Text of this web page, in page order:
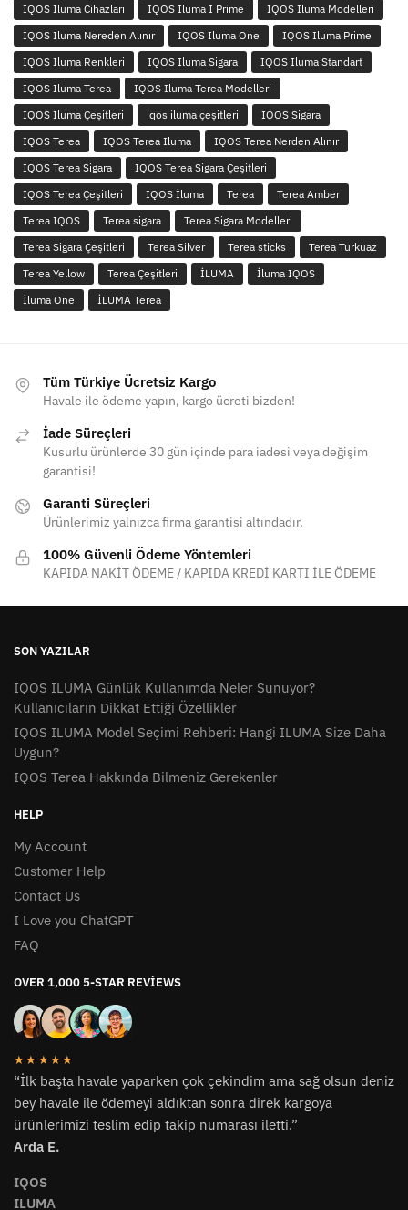
IQOS Iluma Cihazları
IQOS Iluma I Prime
IQOS Iluma Modelleri
IQOS Iluma Nereden Alınır
IQOS Iluma One
IQOS Iluma Prime
IQOS Iluma Renkleri
IQOS Iluma Sigara
IQOS Iluma Standart
IQOS Iluma Terea
IQOS Iluma Terea Modelleri
IQOS Iluma Çeşitleri
iqos iluma çeşitleri
IQOS Sigara
IQOS Terea
IQOS Terea Iluma
IQOS Terea Nerden Alınır
IQOS Terea Sigara
IQOS Terea Sigara Çeşitleri
IQOS Terea Çeşitleri
IQOS İluma Terea
Terea Amber
Terea IQOS
Terea sigara
Terea Sigara Modelleri
Terea Sigara Çeşitleri
Terea Silver Terea sticks
Terea Turkuaz
Terea Yellow
Terea Çeşitleri İLUMA
İluma IQOS
İluma One
İLUMA Terea
Tüm Türkiye Ücretsiz Kargo
Havale ile ödeme yapın, kargo ücreti bizden!
İade Süreçleri
Kusurlu ürünlerde 30 gün içinde para iadesi veya değişim
garantisi!
Garanti Süreçleri
Ürünlerimiz yalnızca firma garantisi altındadır.
100% Güvenli Ödeme Yöntemleri
KAPIDA NAKİT ÖDEME / KAPIDA KREDİ KARTI İLE ÖDEME
SON YAZILAR
IQOS ILUMA Günlük Kullanımda Neler Sunuyor?
Kullanıcıların Dikkat Ettiği Özellikler
IQOS ILUMA Model Seçimi Rehberi: Hangi ILUMA Size Daha
Uygun?
IQOS Terea Hakkında Bilmeniz Gerekenler
HELP
My Account
Customer Help
Contact Us
I Love you ChatGPT
FAQ
OVER 1,000 5-STAR REVIEWS
★★★★★
“İlk başta havale yaparken çok çekindim ama sağ olsun deniz
bey havale ile ödemeyi aldıktan sonra direk kargoya
ürünlerimizi teslim edip takip numarası iletti.”
Arda E.
IQOS
ILUMA